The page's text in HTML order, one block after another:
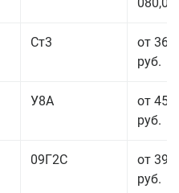
Ст3
от 36
руб.
У8А
от 45
руб.
09Г2С
от 39
руб.